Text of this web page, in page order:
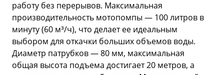
работу без перерывов. Максимальная
производительность мотопомпы — 100 литров в
минуту (60 м³/ч), что делает ее идеальным
выбором для откачки больших объемов воды.
Диаметр патрубков — 80 мм, максимальная
общая высота подъема достигает 20 метров, а